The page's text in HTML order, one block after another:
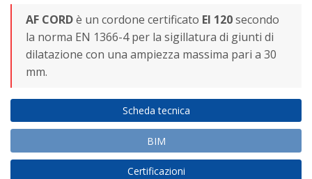
AF CORDè un cordone certificato EI 120secondo
la norma EN 1366-4 per la sigillatura di giunti di
dilatazione con una ampiezza massima pari a 30
mm.
Scheda tecnica
BIM
Certificazioni